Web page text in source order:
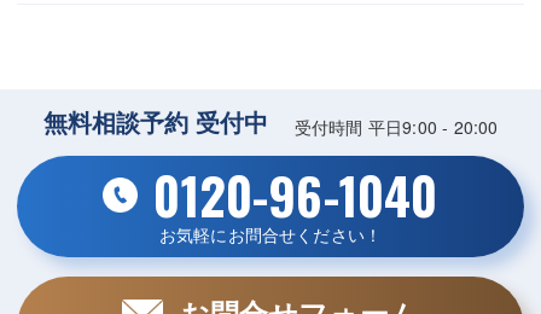
無料相談予約 受付中 受付時間 平日9:00 - 20:00
0120-96-1040
お気軽にお問合せください！